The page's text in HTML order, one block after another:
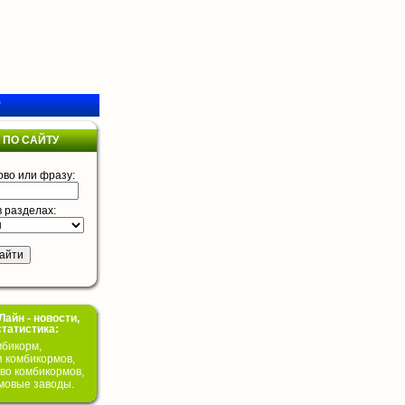
САЙТУ
или фразу:
разделах:
- новости,
комбикормов,
комбикормов,
заводы.